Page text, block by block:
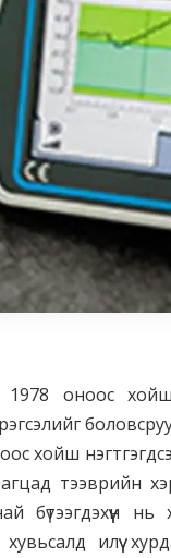
1978 оноос
хойш
тээврийн
бүтээгдэхүүн
илүү